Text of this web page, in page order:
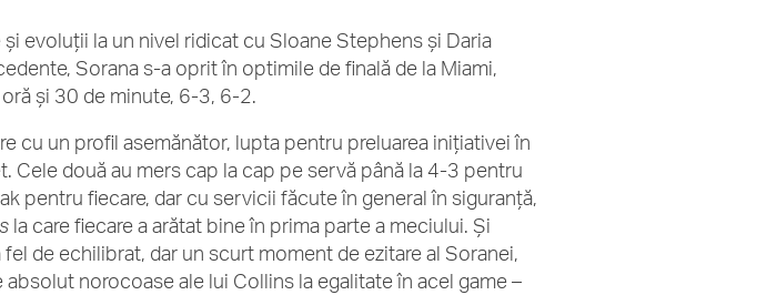
evoluții la un nivel ridicat cu Sloane Stephens și Daria
Sorana s-a oprit în optimile de finală de la Miami,
și 30 de minute, 6-3, 6-2.
cu un profil asemănător, lupta pentru preluarea inițiativei în
Cele două au mers cap la cap pe servă până la 4-3 pentru
pentru fiecare, dar cu servicii făcute în general în siguranță,
la care fiecare a arătat bine în prima parte a meciului. Și
de echilibrat, dar un scurt moment de ezitare al Soranei,
norocoase ale lui Collins la egalitate în acel game –